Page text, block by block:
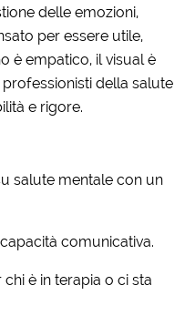
delle emozioni,
per essere utile,
è empatico, il visual è
della salute
e rigore.
salute mentale con un
comunicativa.
è in terapia o ci sta